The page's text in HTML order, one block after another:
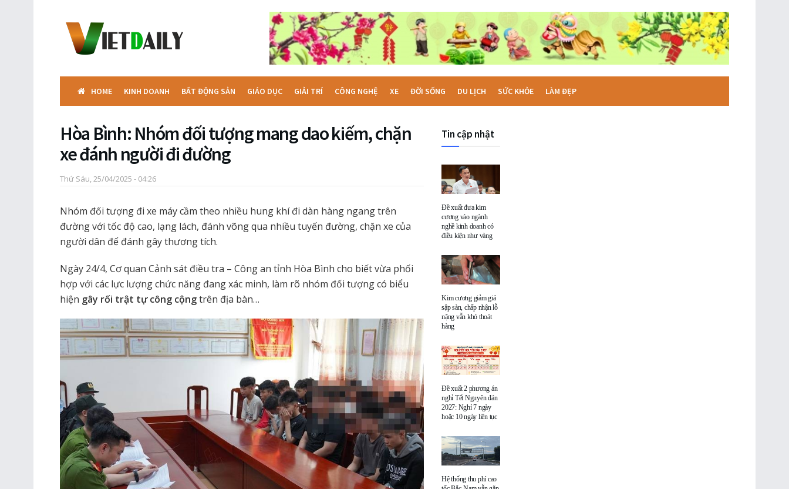
HOME KINH DOANH BẤT ĐỘNG SẢN GIÁO DỤC GIẢI TRÍ CÔNG NGHỆ XE ĐỜI SỐNG DU LỊCH SỨC KHỎE LÀM ĐẸP
Hòa Bình: Nhóm đối tượng mang dao kiếm, chặn
xe đánh người đi đường
Thứ Sáu, 25/04/2025 - 04:26
Nhóm đối tượng đi xe máy cầm theo nhiều hung khí đi dàn hàng ngang trên
đường với tốc độ cao, lạng lách, đánh võng qua nhiều tuyến đường, chặn xe của
người dân để đánh gây thương tích.
Ngày 24/4, Cơ quan Cảnh sát điều tra – Công an tỉnh Hòa Bình cho biết vừa phối
hợp với các lực lượng chức năng đang xác minh, làm rõ nhóm đối tượng có biểu
hiện gây rối trật tự công cộngtrên địa bàn…
Tin cập nhật
Đề xuất đưa kim
cương vào ngành
nghề kinh doanh có
điều kiện như vàng
Kim cương giảm giá
sập sàn, chấp nhận lỗ
nặng vẫn khó thoát
hàng
Đề xuất 2 phương án
nghỉ Tết Nguyên đán
2027: Nghỉ 7 ngày
hoặc 10 ngày liên tục
Hệ thống thu phí cao